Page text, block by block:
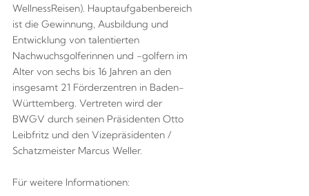
WellnessReisen). Hauptaufgabenbereich
ist die Gewinnung, Ausbildung und
Entwicklung von talentierten
Nachwuchsgolferinnen und -golfern im
Alter von sechs bis 16 Jahren an den
insgesamt 21 Förderzentren in Baden-
Württemberg. Vertreten wird der
BWGV durch seinen Präsidenten Otto
Leibfritz und den Vizepräsidenten /
Schatzmeister Marcus Weller.
Für weitere Informationen: